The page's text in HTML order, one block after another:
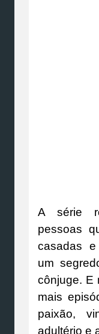
A série
pessoas
casadas
um
cônjuge. E
mais
paixão,
adultério e